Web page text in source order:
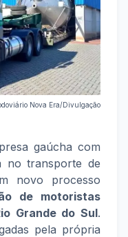
Nova Era/Divulgação
gaúcha com
no transporte de
novo processo
de motoristas
Grande do Sul.
pela própria